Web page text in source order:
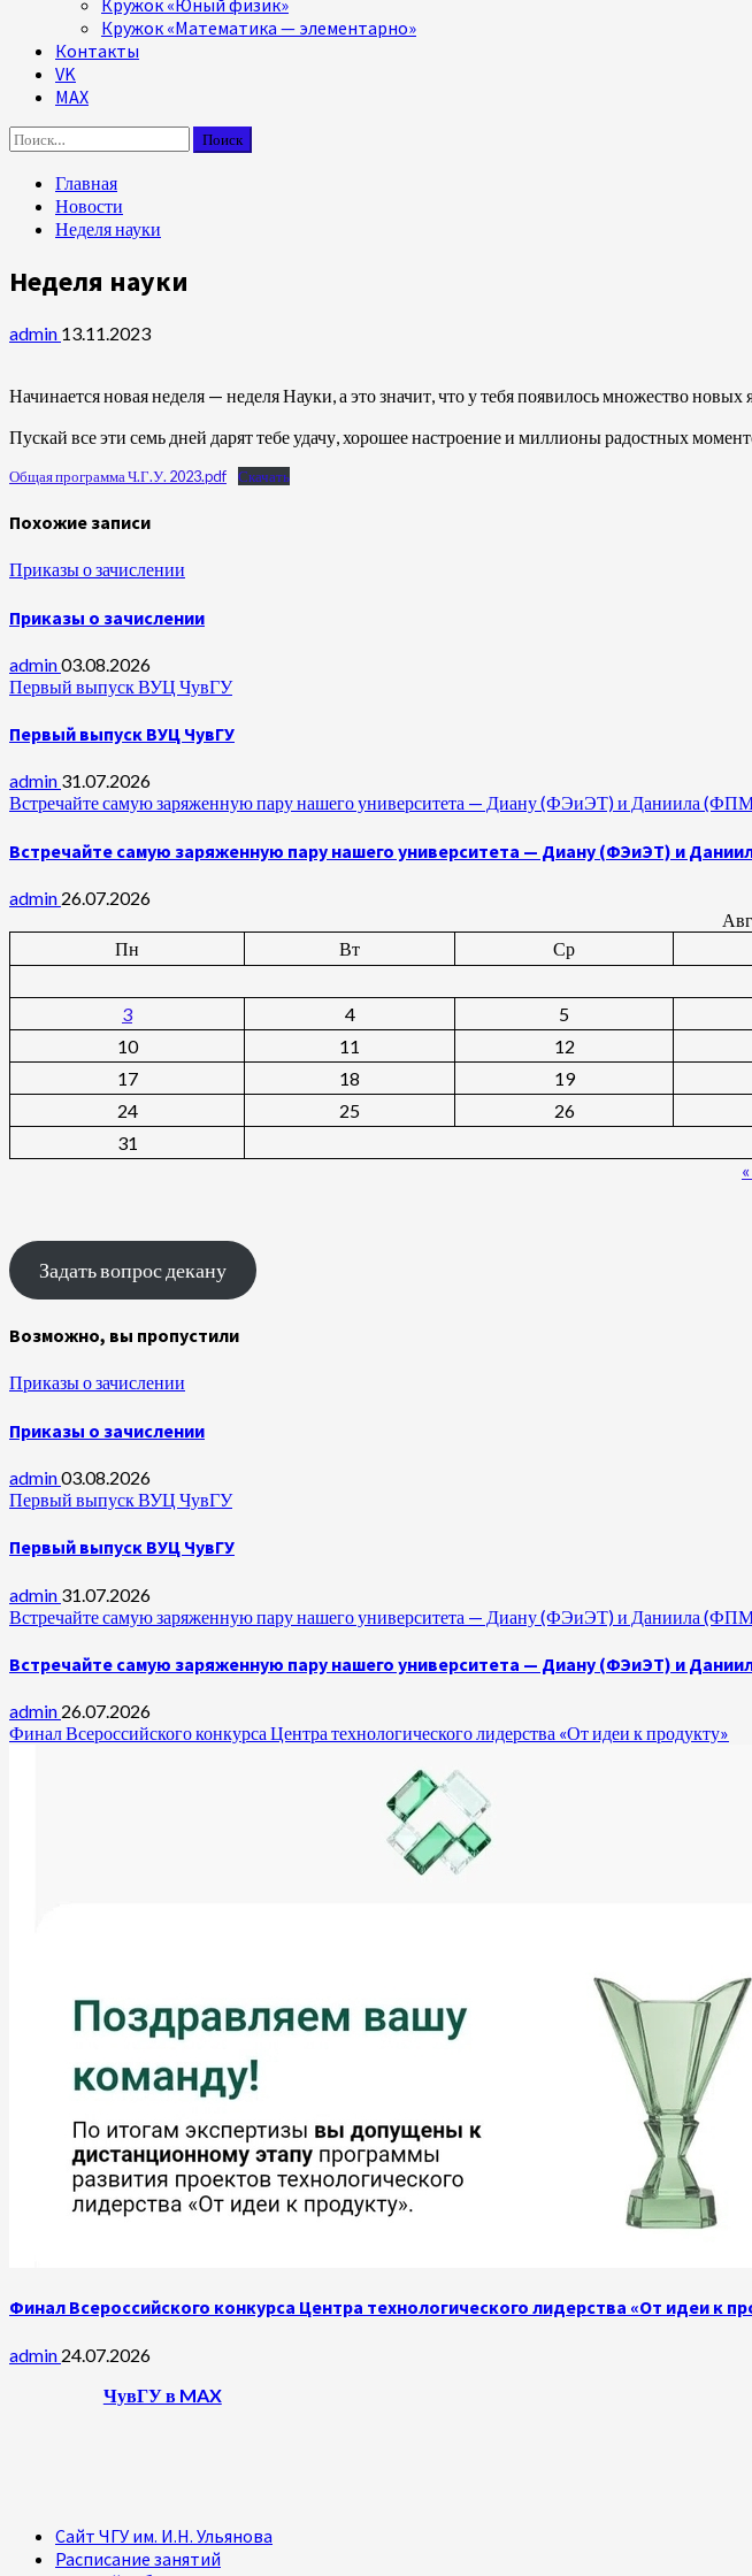
Кружок «Юный физик»
Кружок «Математика — элементарно»
Контакты
VK
MAX
Найти:
Главная
Новости
Неделя науки
Неделя науки
admin 13.11.2023
Начинается новая неделя — неделя Науки, а это значит, что у тебя появилось множество
Пускай все эти семь дней дарят тебе удачу, хорошее настроение и миллионы радостных
Общая программа Ч.Г.У. 2023.pdf Скачать
Похожие записи
Приказы о зачислении
Приказы о зачислении
admin03.08.2026
Первый выпуск ВУЦ ЧувГУ
Первый выпуск ВУЦ ЧувГУ
admin 31.07.2026
Встречайте самую заряженную пару нашего университета — Диану (ФЭиЭТ) и Даниила
Встречайте самую заряженную пару нашего университета — Диану (ФЭиЭТ) и
admin 26.07.2026
Пн
Вт Ср
3
4 5
10
11 12
17
18 19
24
25 26
31
Задать вопрос декану
Возможно, вы пропустили
Приказы о зачислении
Приказы о зачислении
admin03.08.2026
Первый выпуск ВУЦ ЧувГУ
Первый выпуск ВУЦ ЧувГУ
admin 31.07.2026
Встречайте самую заряженную пару нашего университета — Диану (ФЭиЭТ) и Даниила
Встречайте самую заряженную пару нашего университета — Диану (ФЭиЭТ) и
admin 26.07.2026
Финал Всероссийского конкурса Центра технологического лидерства «От идеи к продукту»
Финал Всероссийского конкурса Центра технологического лидерства «От идеи к
admin 24.07.2026
ЧувГУ в MAX
Сайт ЧГУ им. И.Н. Ульянова
Расписание занятий